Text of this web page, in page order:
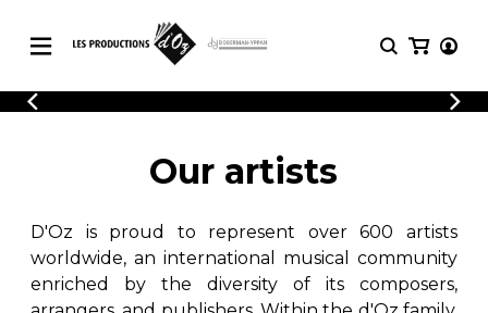
CATALOGUE
Explore our sheet music catalog, rich in
original works and quality arrangements.
SHEET MUSIC FOR GUITAR
LOGIN
REGISTER
Explore our sheet music catalog, rich
in original works and quality
arrangements.
Methods
Solo Guitar
2 Guitars
Our artists
D'Oz is proud to represent over 600 artists
worldwide, an international musical community
enriched by the diversity of its composers,